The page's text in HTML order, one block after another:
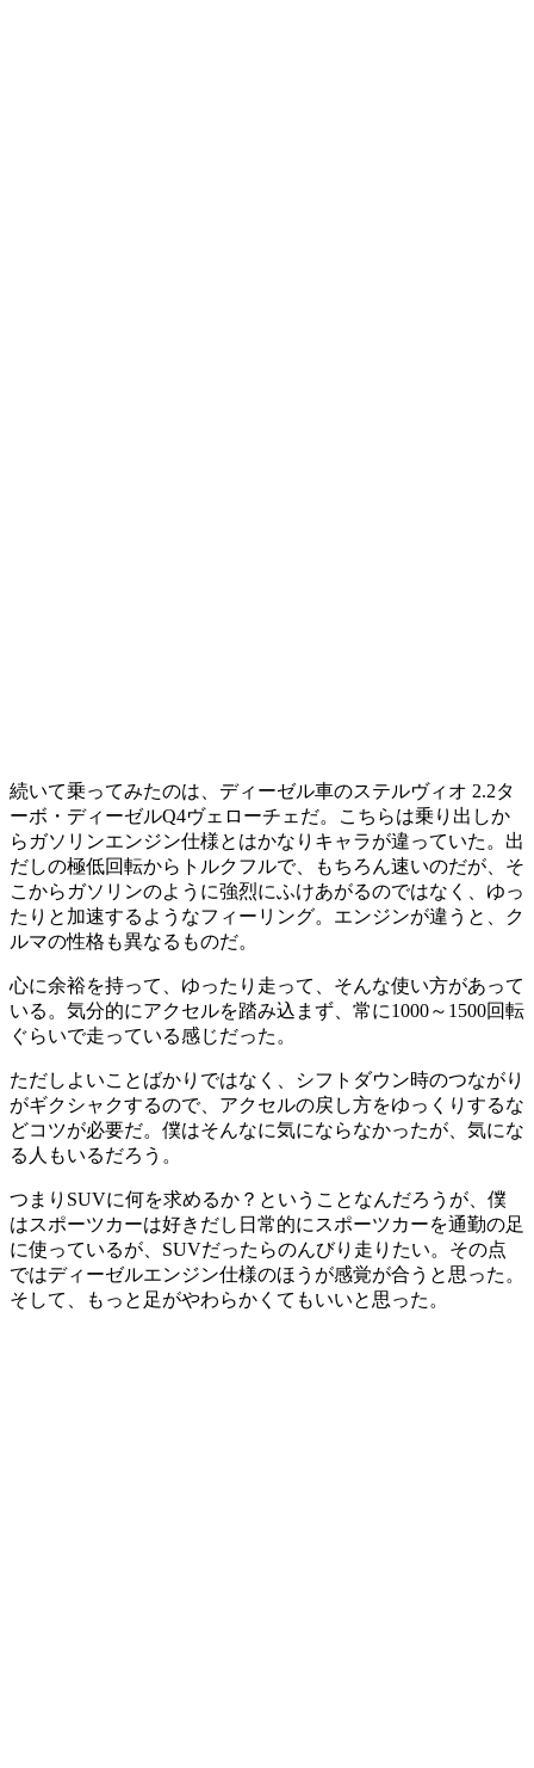
続いて乗ってみたのは、ディーゼル車のステルヴィオ 2.2タ
ーボ・ディーゼルQ4ヴェローチェだ。こちらは乗り出しか
らガソリンエンジン仕様とはかなりキャラが違っていた。出
だしの極低回転からトルクフルで、もちろん速いのだが、そ
こからガソリンのように強烈にふけあがるのではなく、ゆっ
たりと加速するようなフィーリング。エンジンが違うと、ク
ルマの性格も異なるものだ。
心に余裕を持って、ゆったり走って、そんな使い方があって
いる。気分的にアクセルを踏み込まず、常に1000～1500回転
ぐらいで走っている感じだった。
ただしよいことばかりではなく、シフトダウン時のつながり
がギクシャクするので、アクセルの戻し方をゆっくりするな
どコツが必要だ。僕はそんなに気にならなかったが、気にな
る人もいるだろう。
つまりSUVに何を求めるか？ということなんだろうが、僕
はスポーツカーは好きだし日常的にスポーツカーを通勤の足
に使っているが、SUVだったらのんびり走りたい。その点
ではディーゼルエンジン仕様のほうが感覚が合うと思った。
そして、もっと足がやわらかくてもいいと思った。